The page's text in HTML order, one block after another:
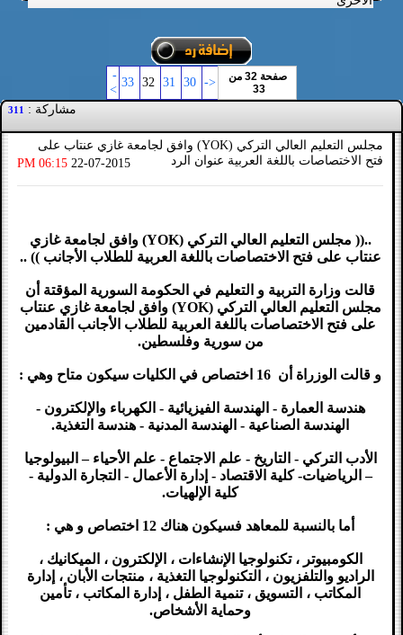
صفحة 32 من
33
<-
-
>
مشاركة :
311
مجلس التعليم العالي التركي (YOK) وافق لجامعة غازي عنتاب على
فتح الاختصاصات باللغة العربية عنوان الرد
22-07-2015
06:15 PM
..(( مجلس التعليم العالي التركي (YOK) وافق لجامعة غازي
عنتاب على فتح الاختصاصات باللغة العربية للطلاب الأجانب )) ..
قالت وزارة التربية و التعليم في الحكومة السورية المؤقتة أن
مجلس التعليم العالي التركي (YOK) وافق لجامعة غازي عنتاب
على فتح الاختصاصات باللغة العربية للطلاب الأجانب القادمين
من سورية وفلسطين.
و قالت الوزراة أن 16 اختصاص في الكليات سيكون متاح وهي :
هندسة العمارة - الهندسة الفيزيائية - الكهرباء والإلكترون -
الهندسة الصناعية - الهندسة المدنية - هندسة التغذية.
الأدب التركي - التاريخ - علم الاجتماع - علم الأحياء – البيولوجيا
– الرياضيات- كلية الاقتصاد - إدارة الأعمال - التجارة الدولية -
كلية الإلهيات.
أما بالنسبة للمعاهد فسيكون هناك 12 اختصاص و هي :
الكومبيوتر ، تكنولوجيا الإنشاءات ، الإلكترون ، الميكانيك ،
الراديو والتلفزيون ، التكنولوجيا التغذية ، منتجات الأبان ، إدارة
المكاتب ، التسويق ، تنمية الطفل ، إدارة المكاتب ، تأمين
وحماية الأشخاص.